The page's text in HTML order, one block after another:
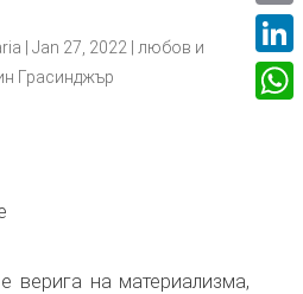
Jan 27, 2022
любов и
Грасинджър
верига на материализма,
Email